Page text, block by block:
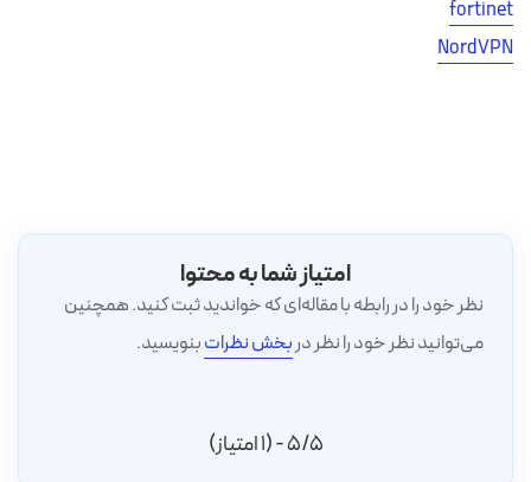
fortinet
NordVPN
امتیاز شما به محتوا
نظر خود را در رابطه با مقاله‌ای که خواندید ثبت کنید. همچنین
می‌توانید نظر خود را نظر دربخش نظراتبنویسید.
5/5 - (1 امتیاز)